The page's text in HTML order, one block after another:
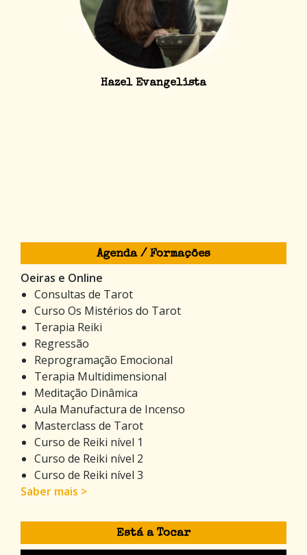
Hazel Evangelista
Agenda / Formações
Oeiras e Online
Consultas de Tarot
Curso Os Mistérios do Tarot
Terapia Reiki
Regressão
Reprogramação Emocional
Terapia Multidimensional
Meditação Dinâmica
Aula Manufactura de Incenso
Masterclass de Tarot
Curso de Reiki nível 1
Curso de Reiki nível 2
Curso de Reiki nível 3
Saber mais >
Está a Tocar